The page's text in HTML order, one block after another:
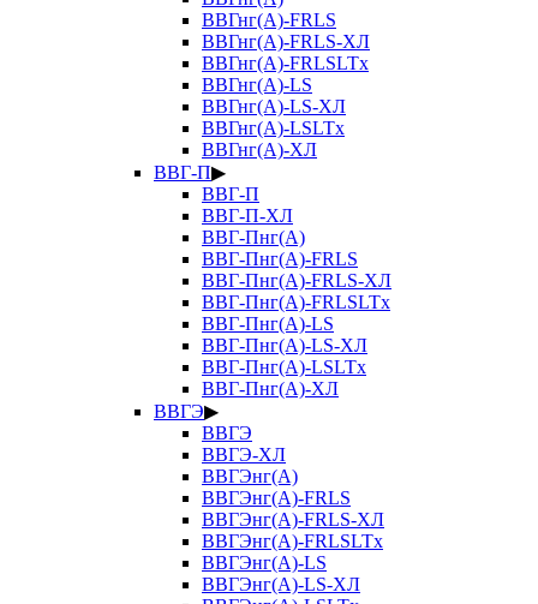
ВВГнг(А)-FRLS
ВВГнг(А)-FRLS-ХЛ
ВВГнг(А)-FRLSLTx
ВВГнг(А)-LS
ВВГнг(А)-LS-ХЛ
ВВГнг(А)-LSLTx
ВВГнг(А)-ХЛ
ВВГ-П▶
ВВГ-П
ВВГ-П-ХЛ
ВВГ-Пнг(А)
ВВГ-Пнг(А)-FRLS
ВВГ-Пнг(А)-FRLS-ХЛ
ВВГ-Пнг(А)-FRLSLTx
ВВГ-Пнг(А)-LS
ВВГ-Пнг(А)-LS-ХЛ
ВВГ-Пнг(А)-LSLTx
ВВГ-Пнг(А)-ХЛ
ВВГЭ▶
ВВГЭ
ВВГЭ-ХЛ
ВВГЭнг(А)
ВВГЭнг(А)-FRLS
ВВГЭнг(А)-FRLS-ХЛ
ВВГЭнг(А)-FRLSLTx
ВВГЭнг(А)-LS
ВВГЭнг(А)-LS-ХЛ